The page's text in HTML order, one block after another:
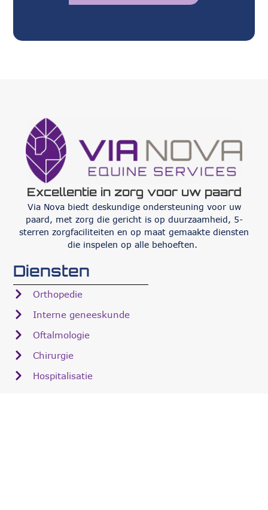
Excellentie in zorg voor uw paard
Via Nova biedt deskundige ondersteuning voor uw
paard, met zorg die gericht is op duurzaamheid, 5-
sterren zorgfaciliteiten en op maat gemaakte diensten
die inspelen op alle behoeften.
Diensten
Orthopedie
Interne geneeskunde
Oftalmologie
Chirurgie
Hospitalisatie